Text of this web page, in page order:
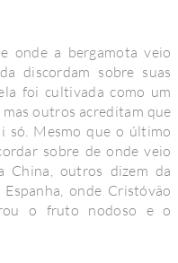
onde a bergamota veio
discordam sobre suas
foi cultivada como um
outros acreditam que
só. Mesmo que o último
sobre de onde veio
China, outros dizem da
onde Cristóvão
o fruto nodoso e o